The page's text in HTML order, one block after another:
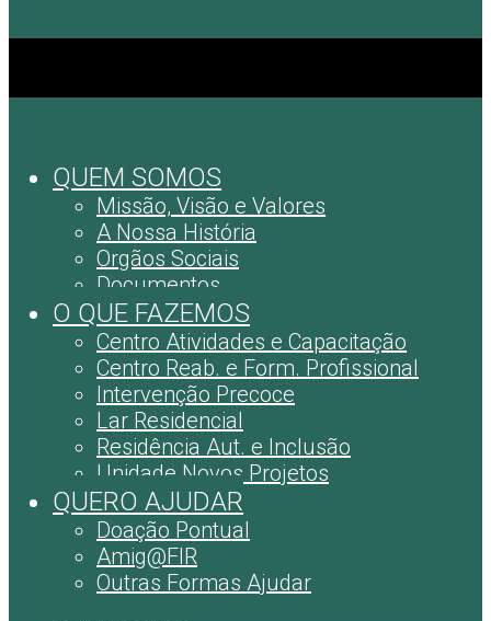
QUEM SOMOS
Missão, Visão e Valores
A Nossa História
Orgãos Sociais
Documentos
O QUE FAZEMOS
Centro Atividades e Capacitação
Centro Reab. e Form. Profissional
Intervenção Precoce
Lar Residencial
Residência Aut. e Inclusão
Unidade Novos Projetos
QUERO AJUDAR
Doação Pontual
Amig@FIR
Outras Formas Ajudar